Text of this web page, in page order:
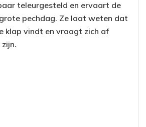
teleurgesteld en ervaart de
pechdag. Ze laat weten dat
klap vindt en vraagt zich af